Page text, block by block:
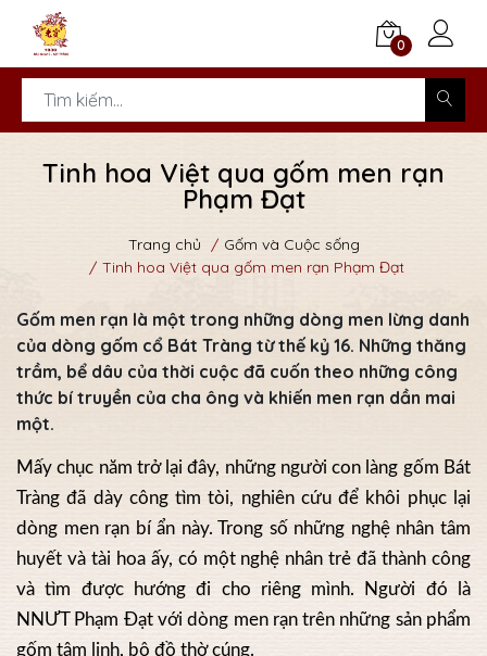
0
Tinh hoa Việt qua gốm men rạn
Phạm Đạt
Trang chủ
Gốm và Cuộc sống
Tinh hoa Việt qua gốm men rạn Phạm Đạt
Gốm men rạn là một trong những dòng men lừng danh
của dòng gốm cổ Bát Tràng từ thế kỷ 16. Những thăng
trầm, bể dâu của thời cuộc đã cuốn theo những công
thức bí truyền của cha ông và khiến men rạn dần mai
một.
Mấy chục năm trở lại đây, những người con làng gốm Bát
Tràng đã dày công tìm tòi, nghiên cứu để khôi phục lại
dòng men rạn bí ẩn này. Trong số những nghệ nhân tâm
huyết và tài hoa ấy, có một nghệ nhân trẻ đã thành công
và tìm được hướng đi cho riêng mình. Người đó là
NNƯT Phạm Đạt với dòng men rạn trên những sản phẩm
gốm tâm linh, bộ đồ thờ cúng.